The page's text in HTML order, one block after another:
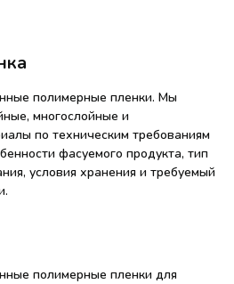
полимерные пленки. Мы
многослойные и
по техническим требованиям
фасуемого продукта, тип
условия хранения и требуемый
полимерные пленки для